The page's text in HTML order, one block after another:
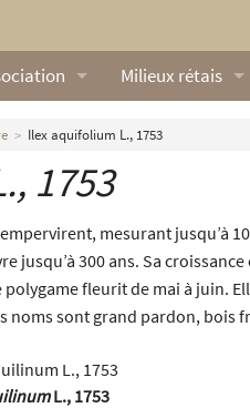
nous ?
d’Administration
contacter
Milieux rétais
Lexique
Milieux marins
Milieux
Ilex aquifolium L., 1753
1753
mesurant jusqu’à
jusqu’à 300 ans. Sa
fleurit de mai à juin.
noms sont grand pardon, bois
L., 1753